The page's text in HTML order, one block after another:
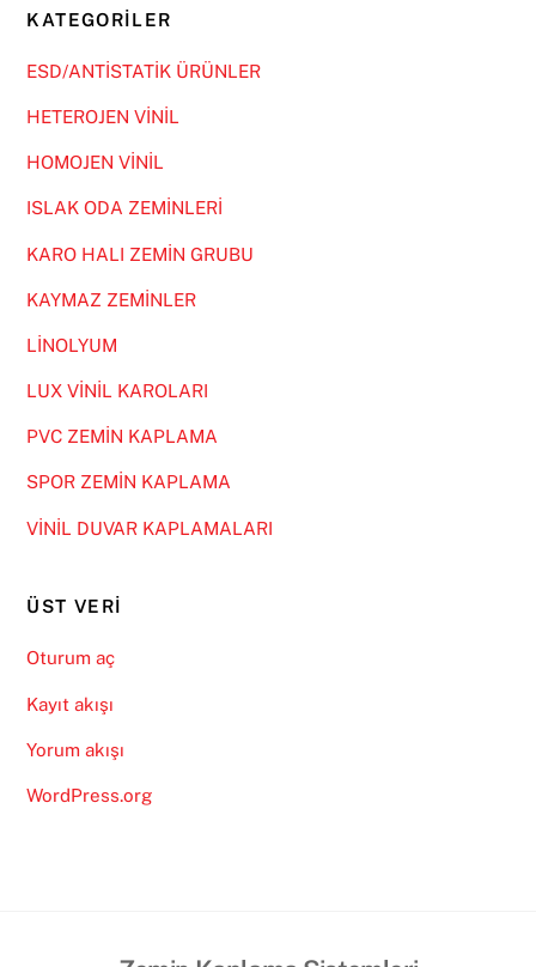
KATEGORILER
ESD/ANTİSTATİK ÜRÜNLER
HETEROJEN VİNİL
HOMOJEN VİNİL
ISLAK ODA ZEMİNLERİ
KARO HALI ZEMİN GRUBU
KAYMAZ ZEMİNLER
LİNOLYUM
LUX VİNİL KAROLARI
PVC ZEMİN KAPLAMA
SPOR ZEMİN KAPLAMA
VİNİL DUVAR KAPLAMALARI
ÜST VERI
Oturum aç
Kayıt akışı
Yorum akışı
WordPress.org